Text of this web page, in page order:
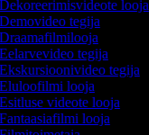
looja
tegija
tegija
tegija
looja
videote looja
looja